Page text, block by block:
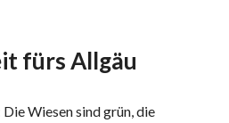
fürs Allgäu
Wiesen sind grün, die